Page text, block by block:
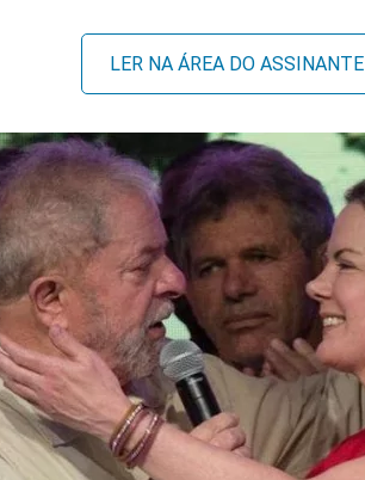
LER NA ÁREA DO ASSINANTE